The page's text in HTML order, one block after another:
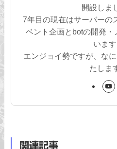
開設しま
7年目の現在はサーバーの
ベント企画とbotの開発・
います
エンジョイ勢ですが、な
たしま
関連記事